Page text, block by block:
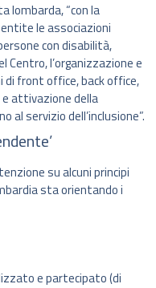
lombarda, “con la
le associazioni
con disabilità,
l’organizzazione e
front office, back office,
attivazione della
al servizio dell’inclusione”.
su alcuni principi
sta orientando i
e partecipato (di